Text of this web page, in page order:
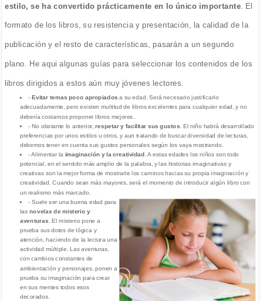
estilo, se ha convertido prácticamente en lo único importante . El
formato de los libros, su resistencia y presentación, la calidad de la
publicación y el resto de características, pasarán a un segundo
plano. He aqui algunas guías para seleccionar los contenidos de los
libros dirigidos a estos aún muy jóvenes lectores.
- Evitar temas poco apropiados a su edad. Será necesario justificarlo
adecuadamente, pero existen multitud de libros excelentes para cualquier edad, y no
debería costarnos proponer libros mejores.
- No obstante lo anterior,respetar y facilitar sus gustos . El niño habrá desarrollado
preferencias por unos estilos u otros, y aun tratando de buscar diversidad de lecturas,
debemos tener en cuenta sus gustos personales según los vaya mostrando.
- Alimentar la imaginación y la creatividad . A estas edades los niños son todo
potencial, en el sentido más amplio de la palabra, y las historias imaginativas y
creativas son la mejor forma de mostrarle los caminos hacias su propia imaginación y
creatividad. Cuando sean más mayores, será el momento de introducir algún libro con
un realismo más marcado.
- Suele ser una buena edad para
las novelas de misterio y
aventuras . El misterio pone a
prueba sus dotes de lógica y
atención, haciendo de la lectura una
actividad múltiple. Las aventuras,
con cambios constantes de
ambientación y personajes, ponen a
prueba su imaginación para crear
en sus mentes todos esos
decorados.